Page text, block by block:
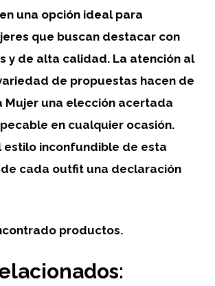
una opción ideal para
que buscan destacar con
y de alta calidad. La atención al
de propuestas hacen de
Mujer una elección acertada
en cualquier ocasión.
estilo inconfundible de esta
de cada outfit una declaración
productos.